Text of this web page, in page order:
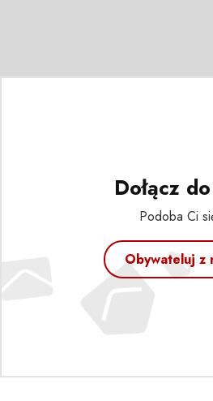
Dołącz
Podoba Ci
Obywateluj z